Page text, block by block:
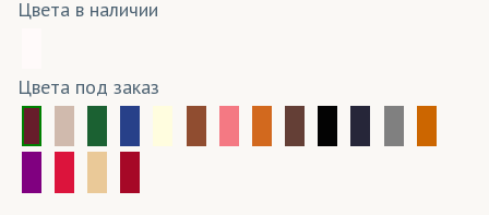
Цвета в наличии
Цвета под заказ